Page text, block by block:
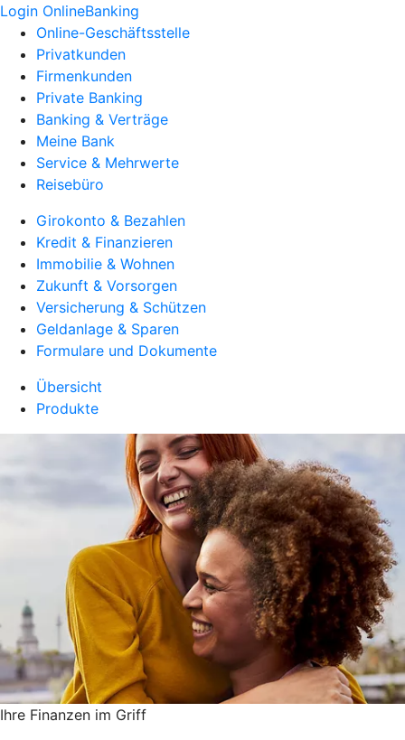
Login OnlineBanking
Online-Geschäftsstelle
Privatkunden
Firmenkunden
Private Banking
Banking & Verträge
Meine Bank
Service & Mehrwerte
Reisebüro
Girokonto & Bezahlen
Kredit & Finanzieren
Immobilie & Wohnen
Zukunft & Vorsorgen
Versicherung & Schützen
Geldanlage & Sparen
Formulare und Dokumente
Übersicht
Produkte
Ihre Finanzen im Griff